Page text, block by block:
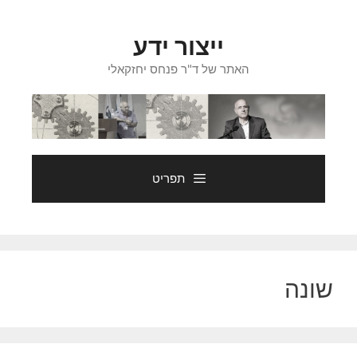
ייצור ידע
האתר של ד"ר פנחס יחזקאלי
תפריט
שונה